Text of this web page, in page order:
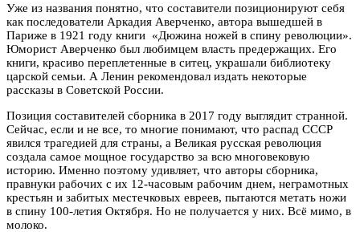
Уже из названия понятно, что составители позиционируют себя
как последователи Аркадия Аверченко, автора вышедшей в
Париже в 1921 году книги «Дюжина ножей в спину революции».
Юморист Аверченко был любимцем власть предержащих. Его
книги, красиво переплетенные в ситец, украшали библиотеку
царской семьи. А Ленин рекомендовал издать некоторые
рассказы в Советской России.
Позиция составителей сборника в 2017 году выглядит странной.
Сейчас, если и не все, то многие понимают, что распад СССР
явился трагедией для страны, а Великая русская революция
создала самое мощное государство за всю многовековую
историю. Именно поэтому удивляет, что авторы сборника,
правнуки рабочих с их 12-часовым рабочим днем, неграмотных
крестьян и забитых местечковых евреев, пытаются метать ножи
в спину 100-летия Октября. Но не получается у них. Всё мимо, в
молоко.